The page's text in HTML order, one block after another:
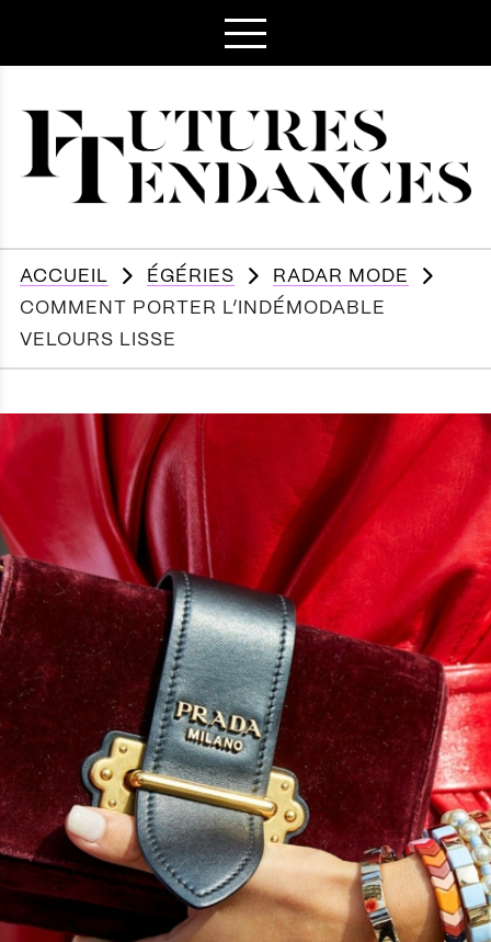
ACCUEIL ÉGÉRIES
RADAR MODE
COMMENT PORTER L’INDÉMODABLE
VELOURS LISSE